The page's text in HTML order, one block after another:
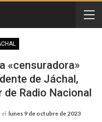
«censuradora»
de Jáchal,
de Radio Nacional
el lunes 9 de octubre de 2023